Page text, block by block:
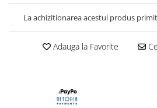
La achizitionarea acestui produs
Adauga la Favorite